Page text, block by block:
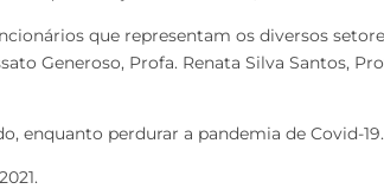
que representam os diversos
Generoso, Profa. Renata Silva Santos,
enquanto perdurar a pandemia de Covid-19.